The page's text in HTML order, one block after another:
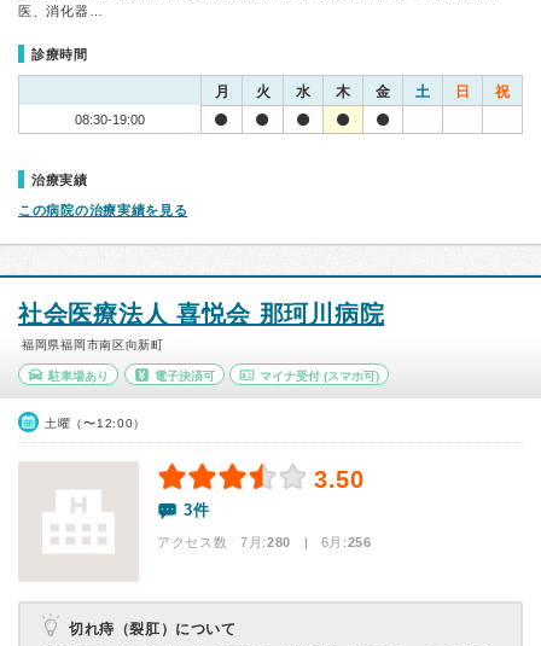
医、消化器…
診療時間
月 火 水 木 金 土 日 祝
08:30-19:00
治療実績
この病院の治療実績を見る
社会医療法人 喜悦会 那珂川病院
福岡県福岡市南区向新町
駐車場あり 電子決済可 マイナ受付 (スマホ可)
土曜（〜12:00）
3.50
3件
アクセス数 7月:280 | 6月:256
切れ痔（裂肛）について